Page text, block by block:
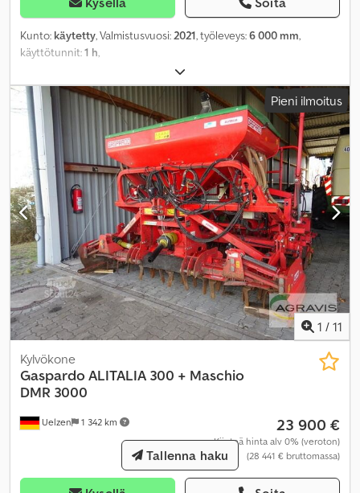
Kunto: käytetty, Valmistusvuosi:2021, työleveys:6 000 mm,
käyttötunnit:1 h,
Pieni ilmoitus
1 / 11
Uelzen 1 342 km
Kylvökone
GaspardoALITALIA 300 + Maschio
DMR 3000
23 900 €
Kiinteä hinta alv 0% (veroton)
(28 441 € bruttomassa)
Tallenna haku